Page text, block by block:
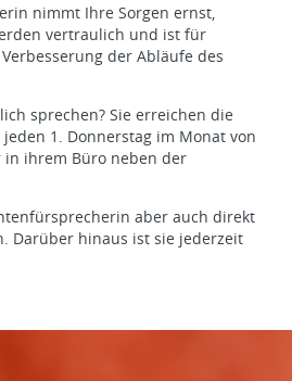
nimmt Ihre Sorgen ernst,
vertraulich und ist für
der Abläufe des
sprechen? Sie erreichen die
1. Donnerstag im Monat von
in ihrem Büro neben der
aber auch direkt
Darüber hinaus ist sie jederzeit